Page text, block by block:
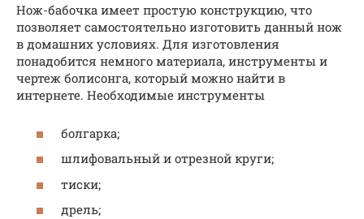
Нож-бабочка имеет простую конструкцию, что
позволяет самостоятельно изготовить данный нож
в домашних условиях. Для изготовления
понадобится немного материала, инструменты и
чертеж болисонга, который можно найти в
интернете. Необходимые инструменты
болгарка;
шлифовальный и отрезной круги;
тиски;
дрель;